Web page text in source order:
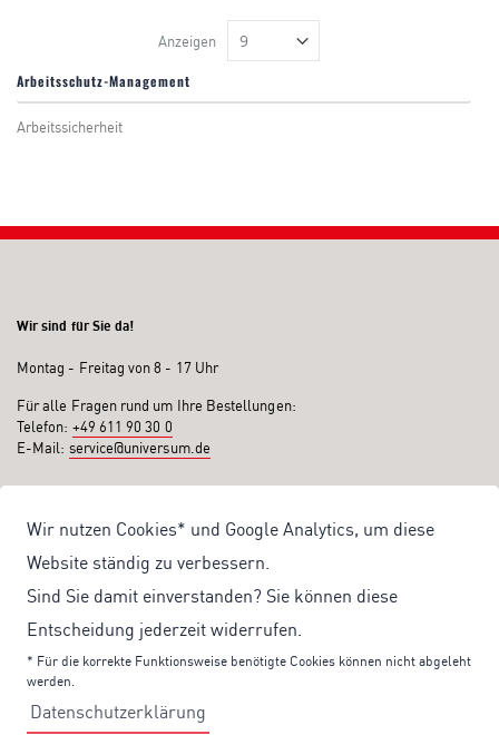
Wir nutzen Cookies* und Google Analytics, um diese
Website ständig zu verbessern.
Sind Sie damit einverstanden? Sie können diese
Entscheidung jederzeit widerrufen.
* Für die korrekte Funktionsweise benötigte Cookies können nicht abgeleht
werden.
Datenschutzerklärung
Anzeigen
Arbeitsschutz-Management
Arbeitssicherheit
Wir sind für Sie da!
Montag - Freitag von 8 - 17 Uhr
Für alle Fragen rund um Ihre Bestellungen:
Telefon: +49 611 90 30 0
E-Mail: service@universum.de
Kostenloser Versand ab 50€ Bestellwert
Sicher Einkaufen: Rechnung, PayPal
Produktentwicklung von eigener Fachredaktion
Sonderaktionen & Preisvorteile
Aktuelle News zu unseren Shop-Angeboten
Mit unserem Newsletter UV-Report informieren wir Sie regelmäßig über